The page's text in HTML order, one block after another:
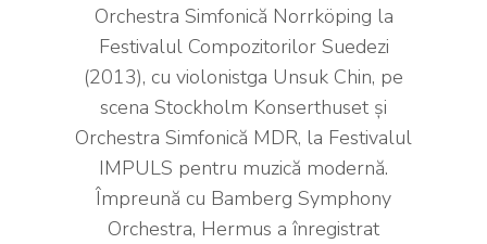
Orchestra Simfonică Norrköping la
Festivalul Compozitorilor Suedezi
(2013), cu violonistga Unsuk Chin, pe
scena Stockholm Konserthuset și
Orchestra Simfonică MDR, la Festivalul
IMPULS pentru muzică modernă.
Împreună cu Bamberg Symphony
Orchestra, Hermus a înregistrat